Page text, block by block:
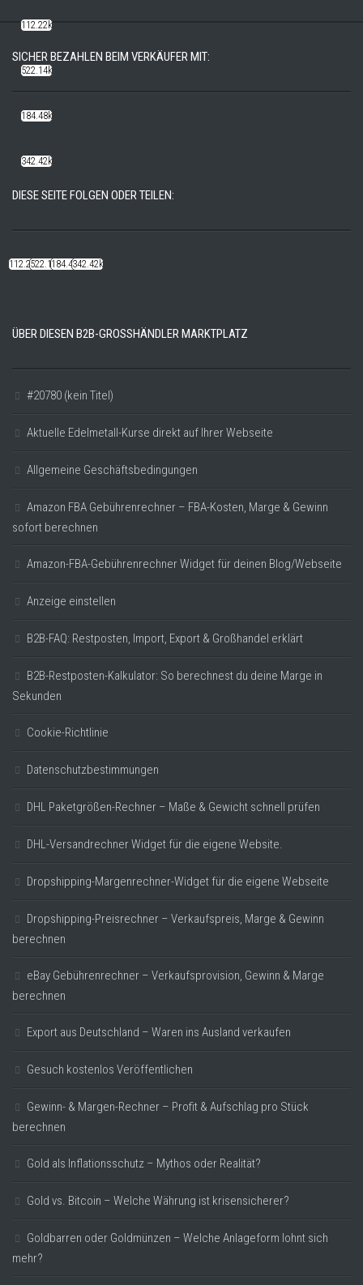
SICHER BEZAHLEN BEIM VERKÄUFER MIT:
DIESE SEITE FOLGEN ODER TEILEN:
112.22k522.14k184.48k342.42k
ÜBER DIESEN B2B-GROSSHÄNDLER MARKTPLATZ
#20780 (kein Titel)
Aktuelle Edelmetall-Kurse direkt auf Ihrer Webseite
Allgemeine Geschäftsbedingungen
Amazon FBA Gebührenrechner – FBA-Kosten, Marge & Gewinn
sofort berechnen
Amazon-FBA-Gebührenrechner Widget für deinen Blog/Webseite
Anzeige einstellen
B2B-FAQ: Restposten, Import, Export & Großhandel erklärt
B2B-Restposten-Kalkulator: So berechnest du deine Marge in
Sekunden
Cookie-Richtlinie
Datenschutzbestimmungen
DHL Paketgrößen-Rechner – Maße & Gewicht schnell prüfen
DHL-Versandrechner Widget für die eigene Website.
Dropshipping-Margenrechner-Widget für die eigene Webseite
Dropshipping-Preisrechner – Verkaufspreis, Marge & Gewinn
berechnen
eBay Gebührenrechner – Verkaufsprovision, Gewinn & Marge
berechnen
Export aus Deutschland – Waren ins Ausland verkaufen
Gesuch kostenlos Veröffentlichen
Gewinn- & Margen-Rechner – Profit & Aufschlag pro Stück
berechnen
Gold als Inflationsschutz – Mythos oder Realität?
Gold vs. Bitcoin – Welche Währung ist krisensicherer?
Goldbarren oder Goldmünzen – Welche Anlageform lohnt sich
mehr?
112.22k
522.14k
184.48k
342.42k